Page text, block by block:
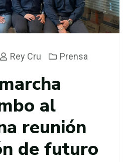
Rey Cru Prensa
al
reunión
de futuro